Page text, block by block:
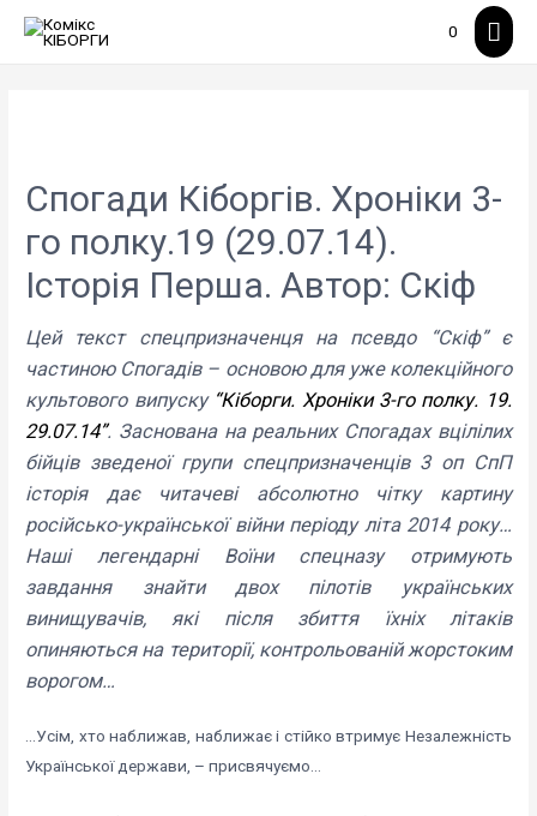
0
Спогади Кіборгів. Хроніки 3-
го полку.19 (29.07.14).
Історія Перша. Автор: Скіф
Цей текст спецпризначенця на псевдо “Скіф” є
частиною Спогадів – основою для уже колекційного
культового випуску “Кіборги. Хроніки 3-го полку. 19.
29.07.14”. Заснована на реальних Спогадах вцілілих
бійців зведеної групи спецпризначенців 3 оп СпП
історія дає читачеві абсолютно чітку картину
російсько-української війни періоду літа 2014 року…
Наші легендарні Воїни спецназу отримують
завдання знайти двох пілотів українських
винищувачів, які після збиття їхніх літаків
опиняються на території, контрольованій жорстоким
ворогом…
…Усім, хто наближав, наближає і стійко втримує Незалежність
Української держави, – присвячуємо…